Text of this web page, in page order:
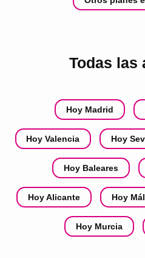
Todas las
Hoy Madrid
Hoy Valencia Hoy
Hoy Baleares
Hoy Alicante Hoy
Hoy Murcia